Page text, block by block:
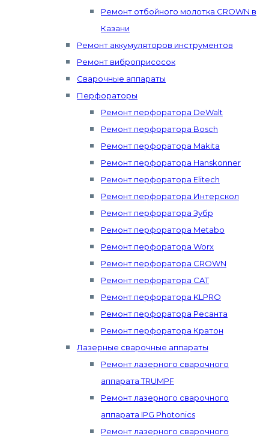
Ремонт отбойного молотка CROWN в
Казани
Ремонт аккумуляторов инструментов
Ремонт виброприсосок
Сварочные аппараты
Перфораторы
Ремонт перфоратора DeWalt
Ремонт перфоратора Bosch
Ремонт перфоратора Makita
Ремонт перфоратора Hanskonner
Ремонт перфоратора Elitech
Ремонт перфоратора Интерскол
Ремонт перфоратора Зубр
Ремонт перфоратора Metabo
Ремонт перфоратора Worx
Ремонт перфоратора CROWN
Ремонт перфоратора CAT
Ремонт перфоратора KLPRO
Ремонт перфоратора Ресанта
Ремонт перфоратора Кратон
Лазерные сварочные аппараты
Ремонт лазерного сварочного
аппарата TRUMPF
Ремонт лазерного сварочного
аппарата IPG Photonics
Ремонт лазерного сварочного